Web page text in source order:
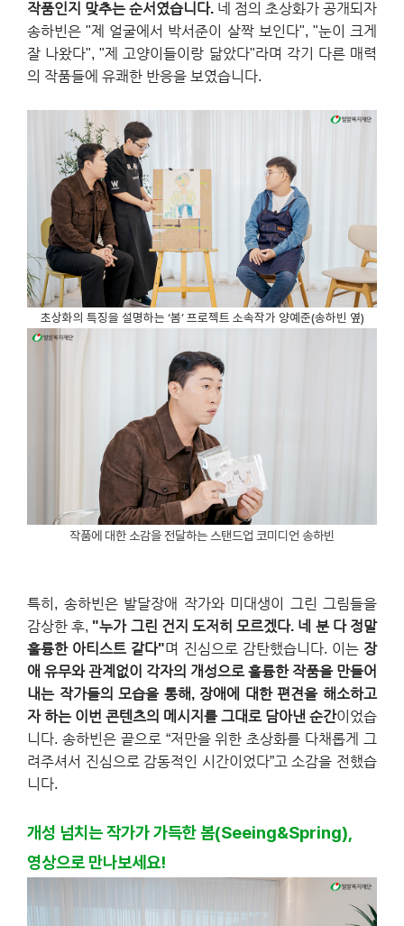
작품인지 맞추는 순서였습니다. 네 점의 초상화가 공개되자
송하빈은 "제 얼굴에서 박서준이 살짝 보인다", "눈이 크게
잘 나왔다", "제 고양이들이랑 닮았다"라며 각기 다른 매력
의 작품들에 유쾌한 반응을 보였습니다.
초상화의 특징을 설명하는 ‘봄’ 프로젝트 소속작가 양예준(송하빈 옆)
작품에 대한 소감을 전달하는 스탠드업 코미디언 송하빈
특히, 송하빈은 발달장애 작가와 미대생이 그린 그림들을
감상한 후, "누가 그린 건지 도저히 모르겠다. 네 분 다 정말
훌륭한 아티스트 같다"며 진심으로 감탄했습니다. 이는 장
애 유무와 관계없이 각자의 개성으로 훌륭한 작품을 만들어
내는 작가들의 모습을 통해, 장애에 대한 편견을 해소하고
자 하는 이번 콘텐츠의 메시지를 그대로 담아낸 순간이었습
니다. 송하빈은 끝으로 “저만을 위한 초상화를 다채롭게 그
려주셔서 진심으로 감동적인 시간이었다”고 소감을 전했습
니다.
개성 넘치는 작가가 가득한 봄(Seeing&Spring),
영상으로 만나보세요!